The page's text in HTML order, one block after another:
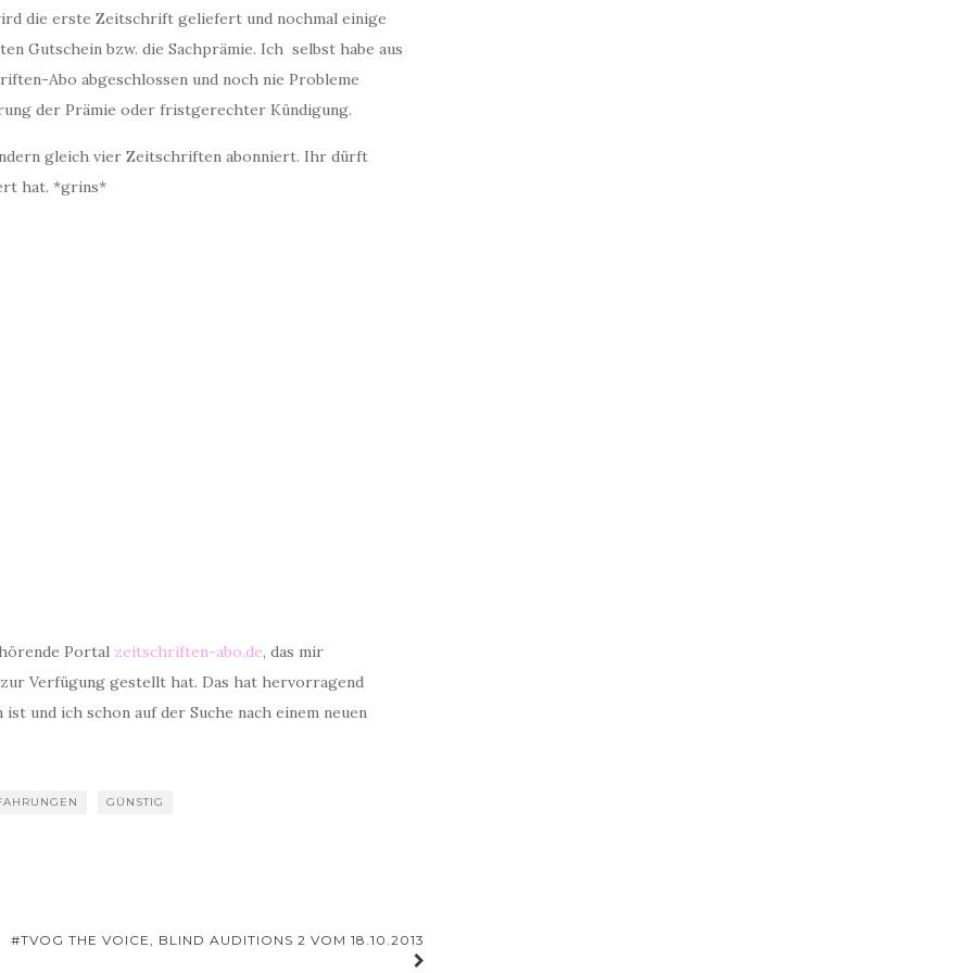
die erste Zeitschrift geliefert und nochmal einige
Gutschein bzw. die Sachprämie. Ich selbst habe aus
Abo abgeschlossen und noch nie Probleme
der Prämie oder fristgerechter Kündigung.
gleich vier Zeitschriften abonniert. Ihr dürft
hat. *grins*
Portal zeitschriften-abo.de, das mir
Verfügung gestellt hat. Das hat hervorragend
und ich schon auf der Suche nach einem neuen
GÜNSTIG
#TVOG THE VOICE, BLIND AUDITIONS 2 VOM 18.10.2013